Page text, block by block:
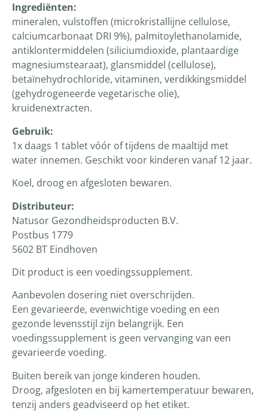
Ingrediënten:
mineralen, vulstoffen (microkristallijne cellulose,
calciumcarbonaat DRI 9%), palmitoylethanolamide,
antiklontermiddelen (siliciumdioxide, plantaardige
magnesiumstearaat), glansmiddel (cellulose),
betaïnehydrochloride, vitaminen, verdikkingsmiddel
(gehydrogeneerde vegetarische olie),
kruidenextracten.
Gebruik:
1x daags 1 tablet vóór of tijdens de maaltijd met
water innemen. Geschikt voor kinderen vanaf 12 jaar.
Koel, droog en afgesloten bewaren.
Distributeur:
Natusor Gezondheidsproducten B.V.
Postbus 1779
5602 BT Eindhoven
Dit product is een voedingssupplement.
Aanbevolen dosering niet overschrijden.
Een gevarieerde, evenwichtige voeding en een
gezonde levensstijl zijn belangrijk. Een
voedingssupplement is geen vervanging van een
gevarieerde voeding.
Buiten bereik van jonge kinderen houden.
Droog, afgesloten en bij kamertemperatuur bewaren,
tenzij anders geadviseerd op het etiket.